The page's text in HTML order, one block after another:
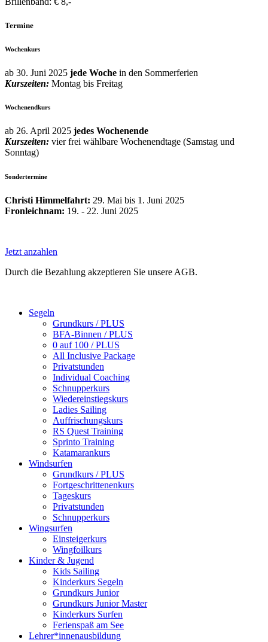
Termine
Wochenkurs
ab 30. Juni 2025 jede Woche in den Sommerferien
Kurszeiten: Montag bis Freitag
Wochenendkurs
ab 26. April 2025 jedes Wochenende
Kurszeiten: vier frei wählbare Wochenendtage (Samstag und
Sonntag)
Sondertermine
Christi Himmelfahrt: 29. Mai bis 1. Juni 2025
Fronleichnam: 19. - 22. Juni 2025
Jetzt anzahlen
Durch die Bezahlung akzeptieren Sie unsere AGB.
Segeln
Grundkurs / PLUS
BFA-Binnen / PLUS
0 auf 100 / PLUS
All Inclusive Package
Privatstunden
Individual Coaching
Schnupperkurs
Wiedereinstiegskurs
Ladies Sailing
Auffrischungskurs
RS Quest Training
Sprinto Training
Katamarankurs
Windsurfen
Grundkurs / PLUS
Fortgeschrittenenkurs
Tageskurs
Privatstunden
Schnupperkurs
Wingsurfen
Einsteigerkurs
Wingfoilkurs
Kinder & Jugend
Kids Sailing
Kinderkurs Segeln
Grundkurs Junior
Grundkurs Junior Master
Kinderkurs Surfen
Ferienspaß am See
Lehrer*innenausbildung